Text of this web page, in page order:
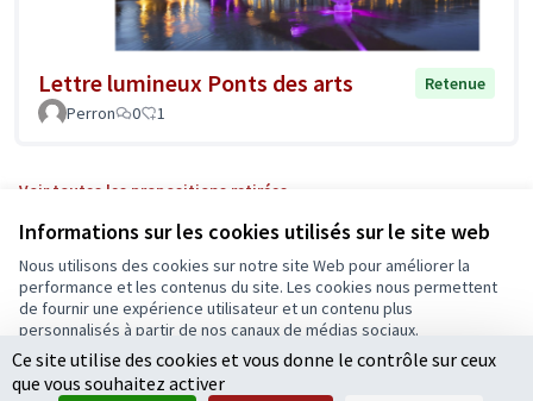
Informations sur les cookies utilisés sur le site web
Nous utilisons des cookies sur notre site Web pour améliorer la
performance et les contenus du site. Les cookies nous permettent
de fournir une expérience utilisateur et un contenu plus
personnalisés à partir de nos canaux de médias sociaux.
Tout accepter
Lettre lumineux Ponts des arts
Retenue
Perron
0 1
Voir toutes les propositions retirées
Conditions d'utilisation
Paramètres des cookies
Ecrivons Angers sur X
(Lien externe)
Ecrivons Angers sur Facebook
(Lien externe)
Ce site utilise des cookies et vous donne le contrôle sur ceux
que vous souhaitez activer